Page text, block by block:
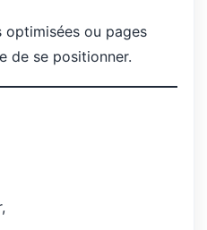
optimisées ou pages
de se positionner.